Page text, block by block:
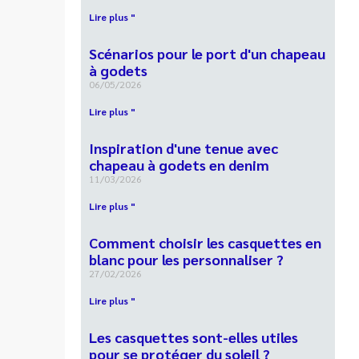
Lire plus "
Scénarios pour le port d'un chapeau
à godets
06/05/2026
Lire plus "
Inspiration d'une tenue avec
chapeau à godets en denim
11/03/2026
Lire plus "
Comment choisir les casquettes en
blanc pour les personnaliser ?
27/02/2026
Lire plus "
Les casquettes sont-elles utiles
pour se protéger du soleil ?